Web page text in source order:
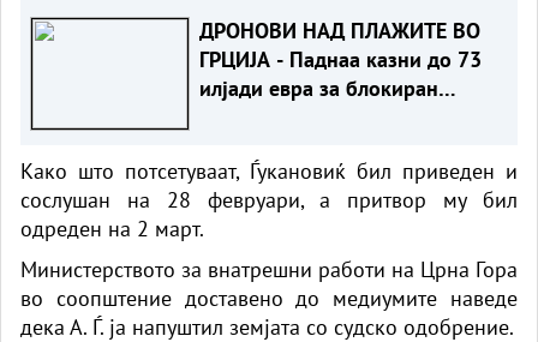
ДРОНОВИ НАД ПЛАЖИТЕ ВО
ГРЦИЈА - Паднаа казни до 73
илјади евра за блокиран
Како што потсетуваат, Ѓукановиќ бил приведен и
сослушан на 28 февруари, а притвор му бил
одреден на 2 март.
Министерството за внатрешни работи на Црна Гора
во соопштение доставено до медиумите наведе
дека А. Ѓ. ја напуштил земјата со судско одобрение.